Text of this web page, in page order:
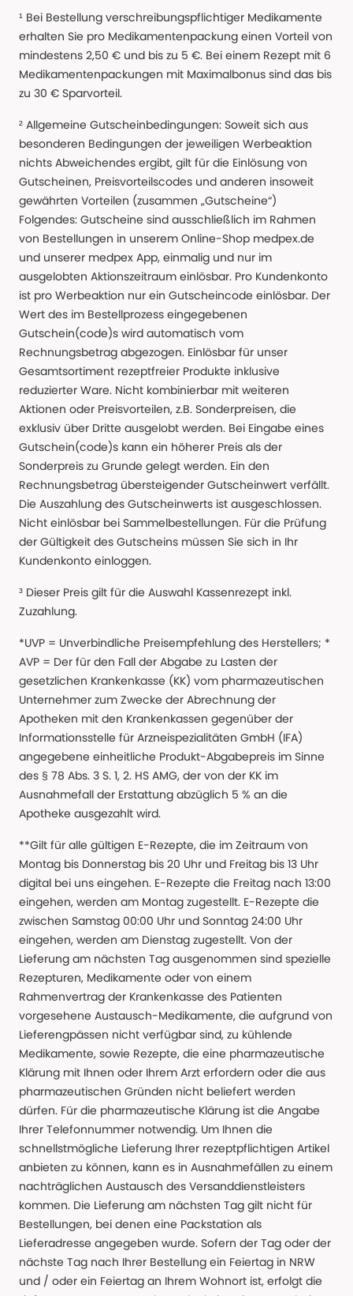
¹ Bei Bestellung verschreibungspflichtiger Medikamente
erhalten Sie pro Medikamentenpackung einen Vorteil von
mindestens 2,50 € und bis zu 5 €. Bei einem Rezept mit 6
Medikamentenpackungen mit Maximalbonus sind das bis
zu 30 € Sparvorteil.
² Allgemeine Gutscheinbedingungen: Soweit sich aus
besonderen Bedingungen der jeweiligen Werbeaktion
nichts Abweichendes ergibt, gilt für die Einlösung von
Gutscheinen, Preisvorteilscodes und anderen insoweit
gewährten Vorteilen (zusammen „Gutscheine“)
Folgendes: Gutscheine sind ausschließlich im Rahmen
von Bestellungen in unserem Online-Shop medpex.de
und unserer medpex App, einmalig und nur im
ausgelobten Aktionszeitraum einlösbar. Pro Kundenkonto
ist pro Werbeaktion nur ein Gutscheincode einlösbar. Der
Wert des im Bestellprozess eingegebenen
Gutschein(code)s wird automatisch vom
Rechnungsbetrag abgezogen. Einlösbar für unser
Gesamtsortiment rezeptfreier Produkte inklusive
reduzierter Ware. Nicht kombinierbar mit weiteren
Aktionen oder Preisvorteilen, z.B. Sonderpreisen, die
exklusiv über Dritte ausgelobt werden. Bei Eingabe eines
Gutschein(code)s kann ein höherer Preis als der
Sonderpreis zu Grunde gelegt werden. Ein den
Rechnungsbetrag übersteigender Gutscheinwert verfällt.
Die Auszahlung des Gutscheinwerts ist ausgeschlossen.
Nicht einlösbar bei Sammelbestellungen. Für die Prüfung
der Gültigkeit des Gutscheins müssen Sie sich in Ihr
Kundenkonto einloggen.
³ Dieser Preis gilt für die Auswahl Kassenrezept inkl.
Zuzahlung.
*UVP = Unverbindliche Preisempfehlung des Herstellers; *
AVP = Der für den Fall der Abgabe zu Lasten der
gesetzlichen Krankenkasse (KK) vom pharmazeutischen
Unternehmer zum Zwecke der Abrechnung der
Apotheken mit den Krankenkassen gegenüber der
Informationsstelle für Arzneispezialitäten GmbH (IFA)
angegebene einheitliche Produkt-Abgabepreis im Sinne
des § 78 Abs. 3 S. 1, 2. HS AMG, der von der KK im
Ausnahmefall der Erstattung abzüglich 5 % an die
Apotheke ausgezahlt wird.
**Gilt für alle gültigen E-Rezepte, die im Zeitraum von
Montag bis Donnerstag bis 20 Uhr und Freitag bis 13 Uhr
digital bei uns eingehen. E-Rezepte die Freitag nach 13:00
eingehen, werden am Montag zugestellt. E-Rezepte die
zwischen Samstag 00:00 Uhr und Sonntag 24:00 Uhr
eingehen, werden am Dienstag zugestellt. Von der
Lieferung am nächsten Tag ausgenommen sind spezielle
Rezepturen, Medikamente oder von einem
Rahmenvertrag der Krankenkasse des Patienten
vorgesehene Austausch-Medikamente, die aufgrund von
Lieferengpässen nicht verfügbar sind, zu kühlende
Medikamente, sowie Rezepte, die eine pharmazeutische
Klärung mit Ihnen oder Ihrem Arzt erfordern oder die aus
pharmazeutischen Gründen nicht beliefert werden
dürfen. Für die pharmazeutische Klärung ist die Angabe
Ihrer Telefonnummer notwendig. Um Ihnen die
schnellstmögliche Lieferung Ihrer rezeptpflichtigen Artikel
anbieten zu können, kann es in Ausnahmefällen zu einem
nachträglichen Austausch des Versanddienstleisters
kommen. Die Lieferung am nächsten Tag gilt nicht für
Bestellungen, bei denen eine Packstation als
Lieferadresse angegeben wurde. Sofern der Tag oder der
nächste Tag nach Ihrer Bestellung ein Feiertag in NRW
und / oder ein Feiertag an Ihrem Wohnort ist, erfolgt die